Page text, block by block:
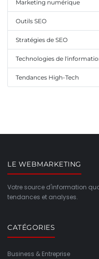
Marketing numérique
Outils SEO
Stratégies de SEO
Technologies de
Tendances High-Tech
LE WEBMARKETING
Votre source d'information
tendances et analyses.
CATÉGORIES
Business & Entreprise